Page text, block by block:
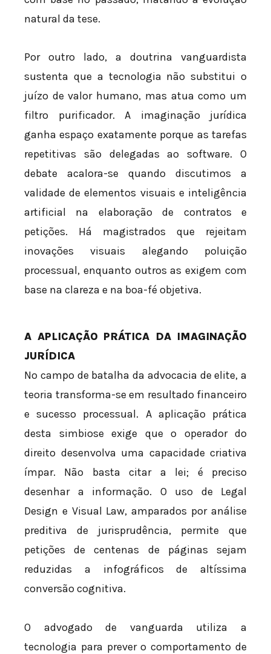
natural da tese.
Por outro lado, a doutrina vanguardista
sustenta que a tecnologia não substitui o
juízo de valor humano, mas atua como um
filtro purificador. A imaginação jurídica
ganha espaço exatamente porque as tarefas
repetitivas são delegadas ao software. O
debate acalora-se quando discutimos a
validade de elementos visuais e inteligência
artificial na elaboração de contratos e
petições. Há magistrados que rejeitam
inovações visuais alegando poluição
processual, enquanto outros as exigem com
base na clareza e na boa-fé objetiva.
A APLICAÇÃO PRÁTICA DA IMAGINAÇÃO
JURÍDICA
No campo de batalha da advocacia de elite, a
teoria transforma-se em resultado financeiro
e sucesso processual. A aplicação prática
desta simbiose exige que o operador do
direito desenvolva uma capacidade criativa
ímpar. Não basta citar a lei; é preciso
desenhar a informação. O uso de Legal
Design e Visual Law, amparados por análise
preditiva de jurisprudência, permite que
petições de centenas de páginas sejam
reduzidas a infográficos de altíssima
conversão cognitiva.
O advogado de vanguarda utiliza a
tecnologia para prever o comportamento de